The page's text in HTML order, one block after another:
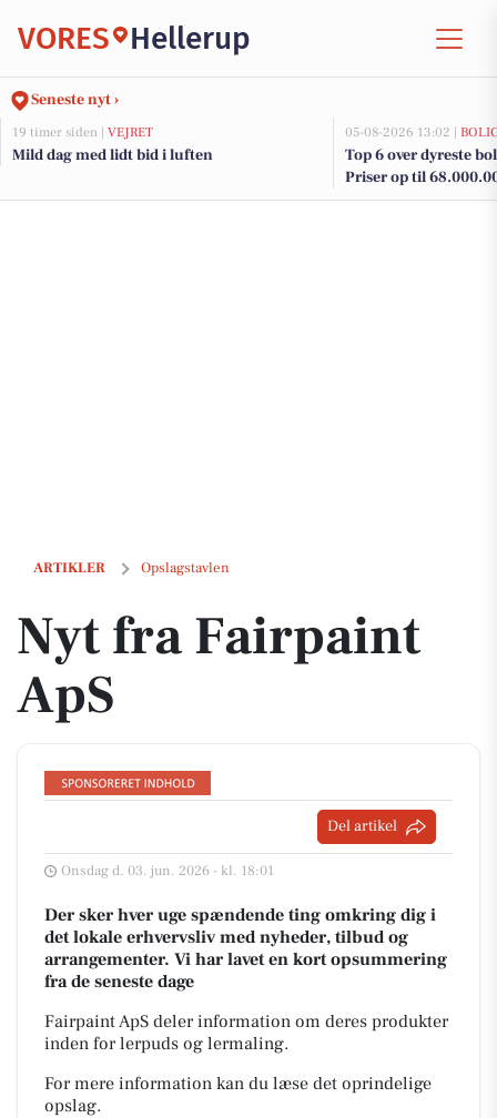
VORES Hellerup
Seneste nyt ›
19 timer siden | VEJRET
Mild dag med lidt bid i luften
05-08-2026 13:02 |
Top 6 over dyreste
Priser op til
ARTIKLER Opslagstavlen
Nyt fra Fairpaint ApS
Nyt fra Fairpaint
ApS
Del artikel
Onsdag d. 03. jun. 2026 - kl. 18:01
Der sker hver uge spændende ting omkring dig i
det lokale erhvervsliv med nyheder, tilbud og
arrangementer. Vi har lavet en kort opsummering
fra de seneste dage
Fairpaint ApS deler information om deres produkter
inden for lerpuds og lermaling.
For mere information kan du læse det oprindelige
opslag.